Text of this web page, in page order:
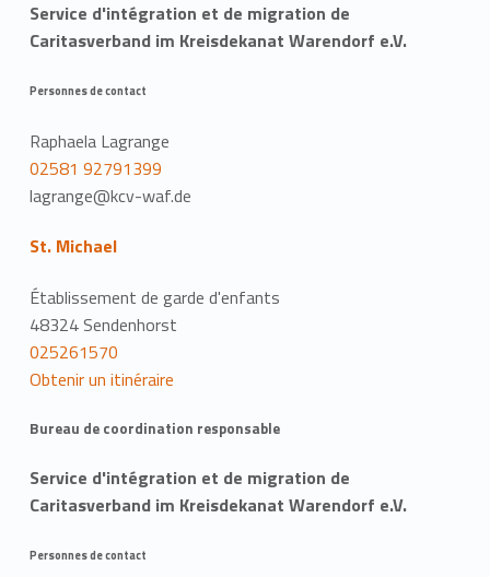
Service d'intégration et de migration de
Caritasverband im Kreisdekanat Warendorf e.V.
Personnes de contact
Raphaela Lagrange
02581 92791399
lagrange@kcv-waf.de
St. Michael
Établissement de garde d'enfants
48324 Sendenhorst
025261570
Obtenir un itinéraire
Bureau de coordination responsable
Service d'intégration et de migration de
Caritasverband im Kreisdekanat Warendorf e.V.
Personnes de contact